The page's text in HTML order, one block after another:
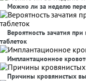
Можно ли за неделю
Вероятность зачатия
таблеток
Имплантационное
Причины кровянистых